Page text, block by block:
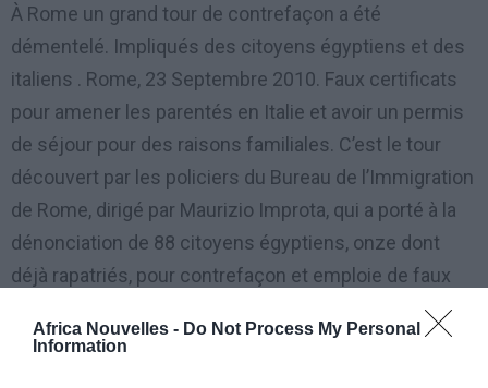
Africa Nouvelles - Do Not Process My Personal
Information
À Rome un grand tour de contrefaçon a été
démentelé. Impliqués des citoyens égyptiens et des
italiens . Rome, 23 Septembre 2010. Faux certificats
pour amener les parentés en Italie et avoir un permis
de séjour pour des raisons familiales. C’est le tour
découvert par les policiers du Bureau de l’Immigration
de Rome, dirigé par Maurizio Improta, qui a porté à la
dénonciation de 88 citoyens égyptiens, onze dont
déjà rapatriés, pour contrefaçon et emploie de faux
dénoncés pour les délits de recel à l’ immigration